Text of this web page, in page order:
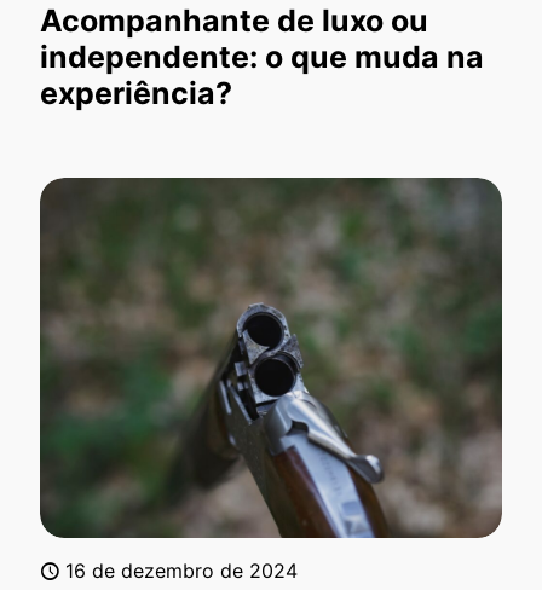
Acompanhante de luxo ou
independente: o que muda na
experiência?
16 de dezembro de 2024